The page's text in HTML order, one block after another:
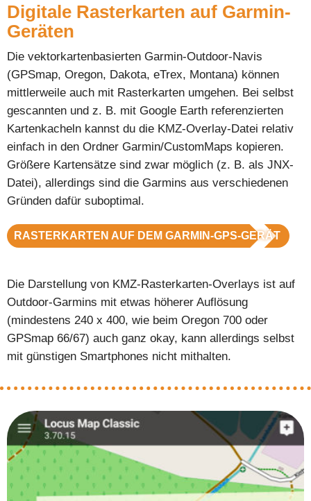
Digitale Rasterkarten auf Garmin-
Geräten
Die vektorkartenbasierten Garmin-Outdoor-Navis
(GPSmap, Oregon, Dakota, eTrex, Montana) können
mittlerweile auch mit Rasterkarten umgehen. Bei selbst
gescannten und z. B. mit Google Earth referenzierten
Kartenkacheln kannst du die KMZ-Overlay-Datei relativ
einfach in den Ordner Garmin/CustomMaps kopieren.
Größere Kartensätze sind zwar möglich (z. B. als JNX-
Datei), allerdings sind die Garmins aus verschiedenen
Gründen dafür suboptimal.
RASTERKARTEN AUF DEM GARMIN-GPS-GERÄT
Die Darstellung von KMZ-Rasterkarten-Overlays ist auf
Outdoor-Garmins mit etwas höherer Auflösung
(mindestens 240 x 400, wie beim Oregon 700 oder
GPSmap 66/67) auch ganz okay, kann allerdings selbst
mit günstigen Smartphones nicht mithalten.